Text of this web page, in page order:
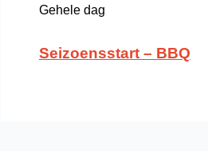
Gehele dag
Seizoensstart – BBQ